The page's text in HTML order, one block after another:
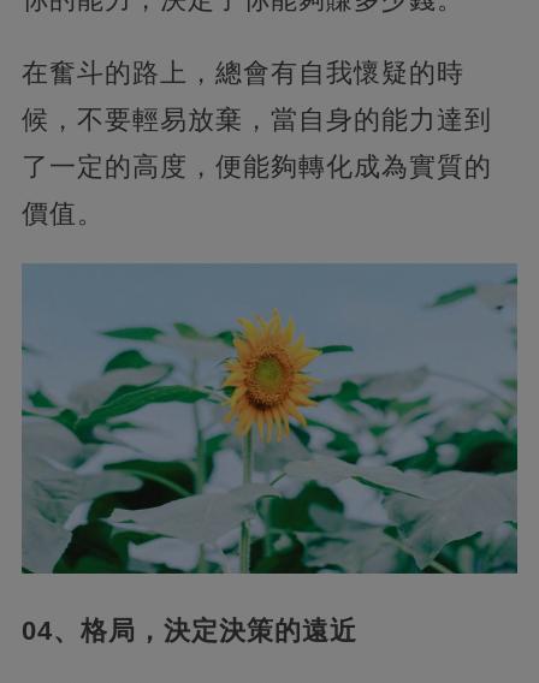
在奮斗的路上，總會有自我懷疑的時
候，不要輕易放棄，當自身的能力達到
了一定的高度，便能夠轉化成為實質的
價值。
04、格局，決定決策的遠近